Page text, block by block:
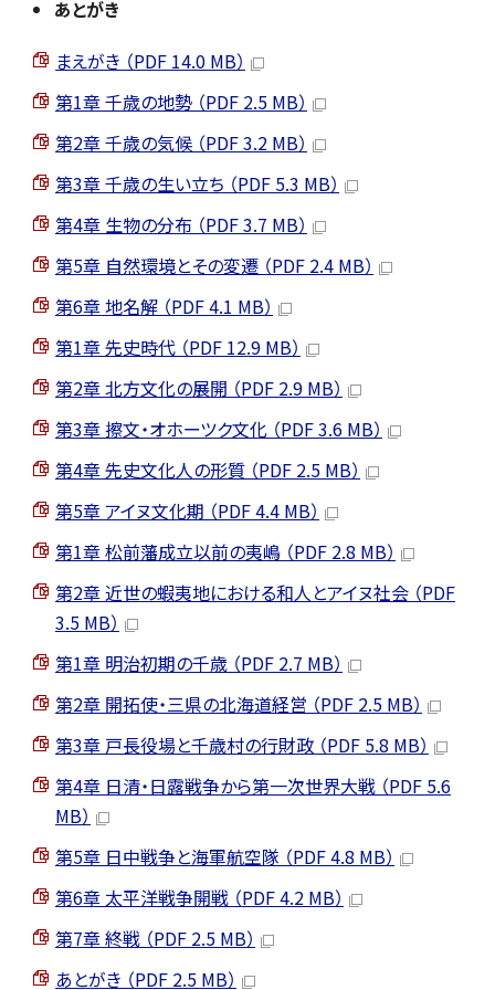
あとがき
まえがき （PDF 14.0 MB）
第1章 千歳の地勢 （PDF 2.5 MB）
第2章 千歳の気候 （PDF 3.2 MB）
第3章 千歳の生い立ち （PDF 5.3 MB）
第4章 生物の分布 （PDF 3.7 MB）
第5章 自然環境とその変遷 （PDF 2.4 MB）
第6章 地名解 （PDF 4.1 MB）
第1章 先史時代 （PDF 12.9 MB）
第2章 北方文化の展開 （PDF 2.9 MB）
第3章 擦文・オホーツク文化 （PDF 3.6 MB）
第4章 先史文化人の形質 （PDF 2.5 MB）
第5章 アイヌ文化期 （PDF 4.4 MB）
第1章 松前藩成立以前の夷嶋 （PDF 2.8 MB）
第2章 近世の蝦夷地における和人とアイヌ社会 （PDF
3.5 MB）
第1章 明治初期の千歳 （PDF 2.7 MB）
第2章 開拓使・三県の北海道経営 （PDF 2.5 MB）
第3章 戸長役場と千歳村の行財政 （PDF 5.8 MB）
第4章 日清・日露戦争から第一次世界大戦 （PDF 5.6
MB）
第5章 日中戦争と海軍航空隊 （PDF 4.8 MB）
第6章 太平洋戦争開戦 （PDF 4.2 MB）
第7章 終戦 （PDF 2.5 MB）
あとがき （PDF 2.5 MB）